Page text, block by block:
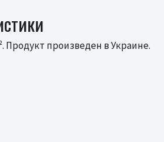
Продукт произведен в Украине.